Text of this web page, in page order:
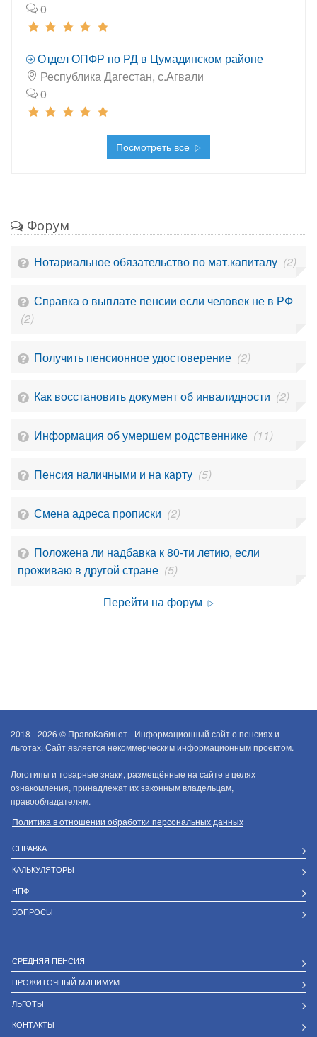
0
Отдел ОПФР по РД в Цумадинском районе
Республика Дагестан, с.Агвали
0
Посмотреть все
Форум
Нотариальное обязательство по мат.капиталу (2)
Справка о выплате пенсии если человек не в РФ
(2)
Получить пенсионное удостоверение (2)
Как восстановить документ об инвалидности (2)
Информация об умершем родственнике (11)
Пенсия наличными и на карту (5)
Смена адреса прописки (2)
Положена ли надбавка к 80-ти летию, если
проживаю в другой стране (5)
Перейти на форум
2018 - 2026 © ПравоКабинет - Информационный сайт о пенсиях и
льготах. Сайт является некоммерческим информационным проектом.
Логотипы и товарные знаки, размещённые на сайте в целях
ознакомления, принадлежат их законным владельцам,
правообладателям.
Политика в отношении обработки персональных данных
СПРАВКА
КАЛЬКУЛЯТОРЫ
НПФ
ВОПРОСЫ
СРЕДНЯЯ ПЕНСИЯ
ПРОЖИТОЧНЫЙ МИНИМУМ
ЛЬГОТЫ
КОНТАКТЫ